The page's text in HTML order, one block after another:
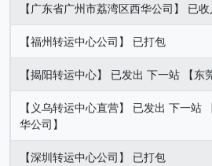
【广东省广州市荔湾区西华公司】 已收
【福州转运中心公司】 已打包
【揭阳转运中心】 已发出 下一站 【东
【义乌转运中心直营】 已发出 下一站
华公司】
【深圳转运中心公司】 已打包